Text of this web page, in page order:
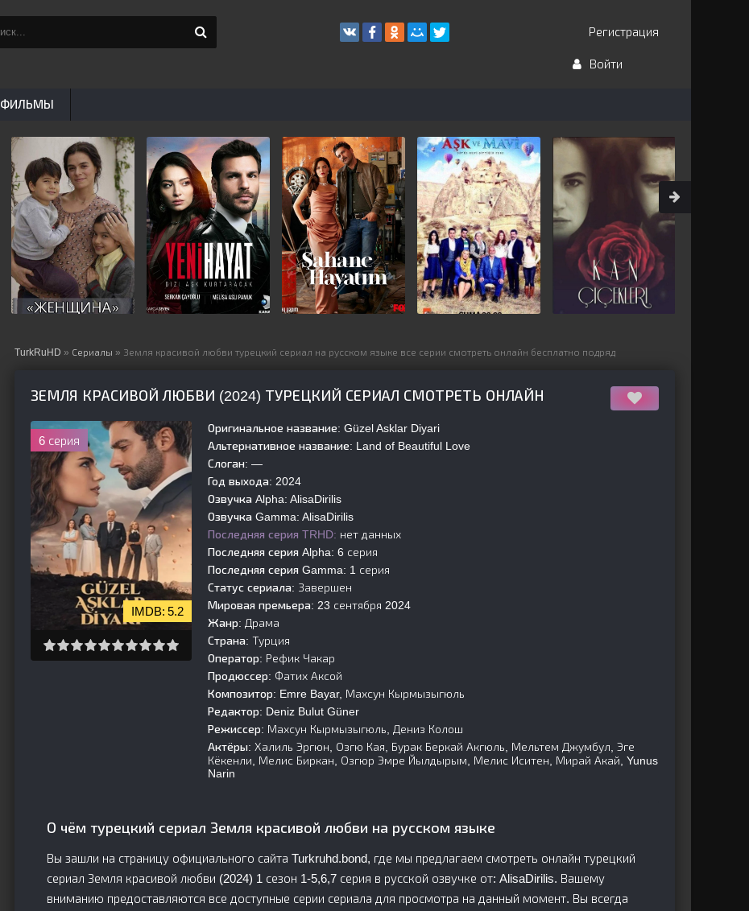
TurkRuHD » Сериалы » Земля красивой любви турецкий сериал на русском языке все серии смотреть онлайн бесплатно подряд
ЗЕМЛЯ КРАСИВОЙ ЛЮБВИ (2024) ТУРЕЦКИЙ СЕРИАЛ СМОТРЕТЬ ОНЛАЙН
6 серия
5.2
Оригинальное название: Güzel Asklar Diyari
Альтернативное название: Land of Beautiful Love
Слоган: —
Год выхода: 2024
Озвучка Alpha: AlisaDirilis
Озвучка Gamma: AlisaDirilis
Последняя серия TRHD: нет данных
Последняя серия Alpha: 6 серия
Последняя серия Gamma: 1 серия
Статус сериала: Завершен
Мировая премьера: 23 сентября 2024
Жанр: Драма
Страна: Турция
Оператор: Рефик Чакар
Продюссер: Фатих Аксой
Композитор: Emre Bayar, Махсун Кырмызыгюль
Редактор: Deniz Bulut Güner
Режиссер: Махсун Кырмызыгюль, Дениз Колош
Актёры: Халиль Эргюн, Озгю Кая, Бурак Беркай Акгюль, Мельтем Джумбул, Эге
Кёкенли, Мелис Биркан, Озгюр Эмре Йылдырым, Мелис Иситен, Мирай Акай, Yunus
Narin
О чём турецкий сериал Земля красивой любви на русском языке
Вы зашли на страницу официального сайта Turkruhd.bond, где мы предлагаем смотреть онлайн турецкий
сериал Земля красивой любви (2024) 1 сезон 1-5,6,7 серия в русской озвучке от: AlisaDirilis. Вашему
вниманию предоставляются все доступные серии сериала для просмотра на данный момент. Вы всегда
Регистрация
Войти
ФИЛЬМЫ